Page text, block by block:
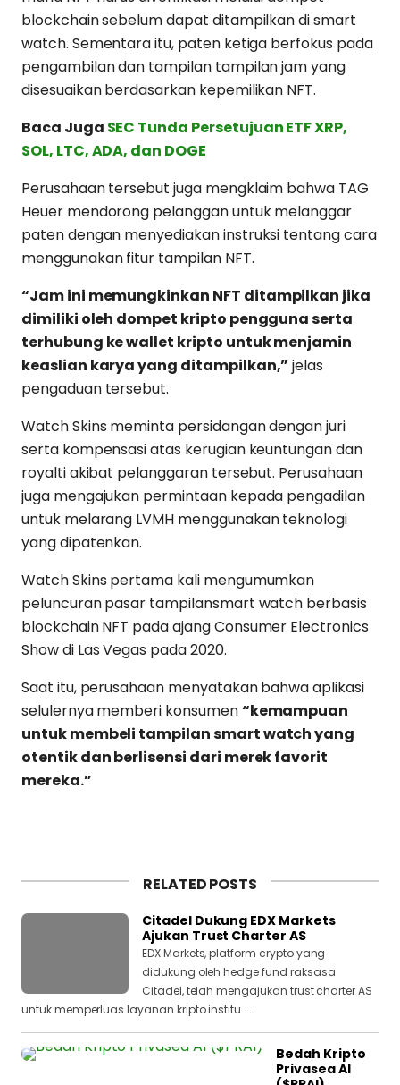
blockchain sebelum dapat ditampilkan di smart
watch. Sementara itu, paten ketiga berfokus pada
pengambilan dan tampilan tampilan jam yang
disesuaikan berdasarkan kepemilikan NFT.
Baca Juga SEC Tunda Persetujuan ETF XRP,
SOL, LTC, ADA, dan DOGE
Perusahaan tersebut juga mengklaim bahwa TAG
Heuer mendorong pelanggan untuk melanggar
paten dengan menyediakan instruksi tentang cara
menggunakan fitur tampilan NFT.
“Jam ini memungkinkan NFT ditampilkan jika
dimiliki oleh dompet kripto pengguna serta
terhubung ke wallet kripto untuk menjamin
keaslian karya yang ditampilkan,” jelas
pengaduan tersebut.
Watch Skins meminta persidangan dengan juri
serta kompensasi atas kerugian keuntungan dan
royalti akibat pelanggaran tersebut. Perusahaan
juga mengajukan permintaan kepada pengadilan
untuk melarang LVMH menggunakan teknologi
yang dipatenkan.
Watch Skins pertama kali mengumumkan
peluncuran pasar tampilansmart watch berbasis
blockchain NFT pada ajang Consumer Electronics
Show di Las Vegas pada 2020.
Saat itu, perusahaan menyatakan bahwa aplikasi
selulernya memberi konsumen“kemampuan
untuk membeli tampilan smart watch yang
otentik dan berlisensi dari merek favorit
mereka.”
RELATED POSTS
Citadel Dukung EDX Markets
Ajukan Trust Charter AS
EDX Markets, platform crypto yang
didukung oleh hedge fund raksasa
Citadel, telah mengajukan trust charter AS
untuk memperluas layanan kripto institu ...
Bedah Kripto
Privasea AI